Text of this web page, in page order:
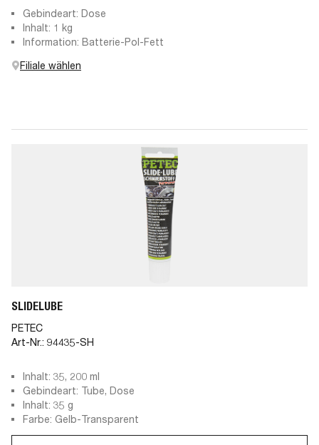
Gebindeart: Dose
Inhalt: 1 kg
Information: Batterie-Pol-Fett
Filiale wählen
SLIDELUBE
PETEC
Art-Nr.: 94435-SH
Inhalt: 35, 200 ml
Gebindeart: Tube, Dose
Inhalt: 35 g
Farbe: Gelb-Transparent